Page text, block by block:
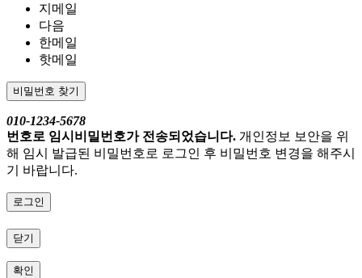
지메일
다음
한메일
핫메일
비밀번호 찾기
010-1234-5678
번호로 임시비밀번호가 전송되었습니다. 개인정보 보안을 위
해 임시 발급된 비밀번호로 로그인 후 비밀번호 변경을 해주시
기 바랍니다.
로그인
닫기
확인